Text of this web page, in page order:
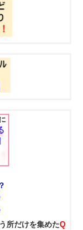
所だけを集めたQ